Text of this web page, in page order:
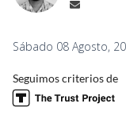
Sábado 08 Agosto,
Seguimos criterios de